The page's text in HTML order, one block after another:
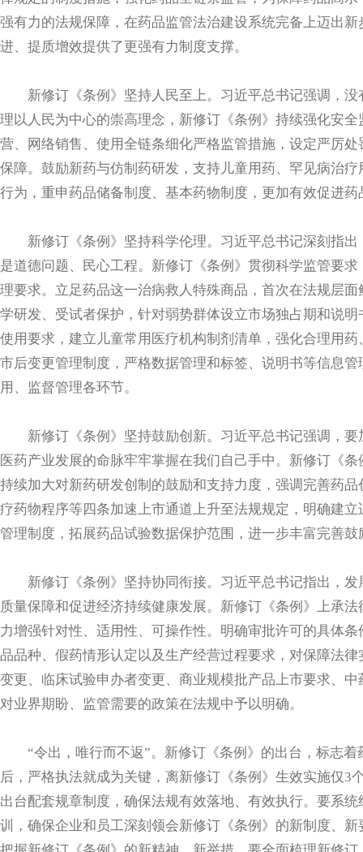
强有力的法规保障，在药品监管法治建设系统完备上迈出
进、提质增效提供了更强有力制度支撑。
新修订《条例》坚持人民至上。习近平总书记强调，没
理以人民为中心的崇高理念，新修订《条例》持续强化安
营、网络销售、使用全链条细化严格监管措施，设定严厉
保障。鼓励新药与仿制药研发，支持儿童用药、罕见病治
行为，重申药品储备制度、基本药物制度，更加有效促进药
新修订《条例》坚持科学伦理。习近平总书记深刻指出
是道德问题、民心工程。新修订《条例》贯彻科学监管要
理要求。立足药品这一治病救人特殊商品，首次在法规层
学研发、受试者保护，针对弱势群体设立市场独占期和说
使用要求，建立儿童常用医疗机构制剂清单，强化合理用
市后变更管理制度，严格数据管理和标签、说明书等信息
用、监督管理各环节。
新修订《条例》坚持鼓励创新。习近平总书记强调，要
医药产业发展的命脉牢牢掌握在我们自己手中。新修订《
持续加大对新药研发创制的鼓励和支持力度，强调完善药
疗药物程序等四条加速上市通道上升至法规规定，明确建
管理制度，拓展药品试验数据保护范围，进一步丰富完善
新修订《条例》坚持协同衔接。习近平总书记指出，发
质量保障和促进经济持续健康发展。新修订《条例》上承
力增强针对性、适用性、可操作性。明确审批许可的具体
品品种、假药情形认定以及生产经营过程要求，对保障法
变更、临床试验申办者变更、商业规模批产品上市要求、
对业界期盼、监管需要的政策在法规中予以明确。
“令出，唯行而不返”。新修订《条例》的出台，标志着
后，严格执法就成为关键，离新修订《条例》生效实施仅3
出台配套规章制度，确保法规有效落地、有效执行。要系
训，确保企业和员工深刻领会新修订《条例》的新制度、